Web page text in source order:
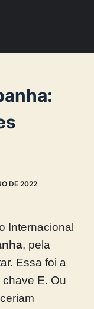
DE 2022
Internacional
, pela
Essa foi a
E. Ou